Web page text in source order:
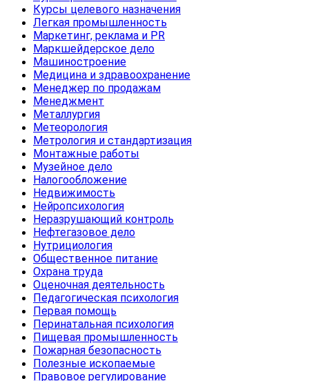
Курсы целевого назначения
Легкая промышленность
Маркетинг, реклама и PR
Маркшейдерское дело
Машиностроение
Медицина и здравоохранение
Менеджер по продажам
Менеджмент
Металлургия
Метеорология
Метрология и стандартизация
Монтажные работы
Музейное дело
Налогообложение
Недвижимость
Нейропсихология
Неразрушающий контроль
Нефтегазовое дело
Нутрициология
Общественное питание
Охрана труда
Оценочная деятельность
Педагогическая психология
Первая помощь
Перинатальная психология
Пищевая промышленность
Пожарная безопасность
Полезные ископаемые
Правовое регулирование